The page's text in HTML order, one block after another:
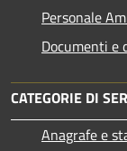
Personale
Documenti e
CATEGORIE DI
Anagrafe e